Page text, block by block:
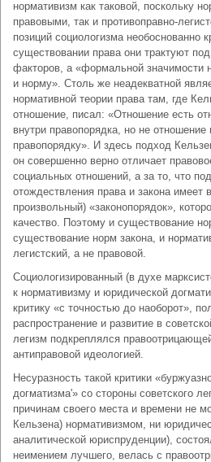
нормативизм как таковой, поскольку
правовыми, так и противоправно-
позиций социологизма необоснованно
существовании права они трактуют
факторов, а «формальной значимости
и норму». Столь же неадекватной
нормативной теории права там, где
отношение, писал: «Отношение есть
внутри правопорядка, но не
правопорядку». И здесь подход
он совершенно верно отличает
социальных отношений, а за то, что
отождествления права и закона
произвольный) «законопорядок»,
качество. Поэтому и существование
существование норм закона, и
легистский, а не правовой.
Социологизированный (в духе
к нормативизму и юридической
критику «с точностью до наоборот»,
распространение и развитие в
легизм подкреплялся
антиправовой идеологией.
Несуразность такой критики
догматизма'» со стороны советского
причинам своего места и времени не
Кельзена) нормативизмом, ни
аналитической юриспруденции),
неимением лучшего, велась с